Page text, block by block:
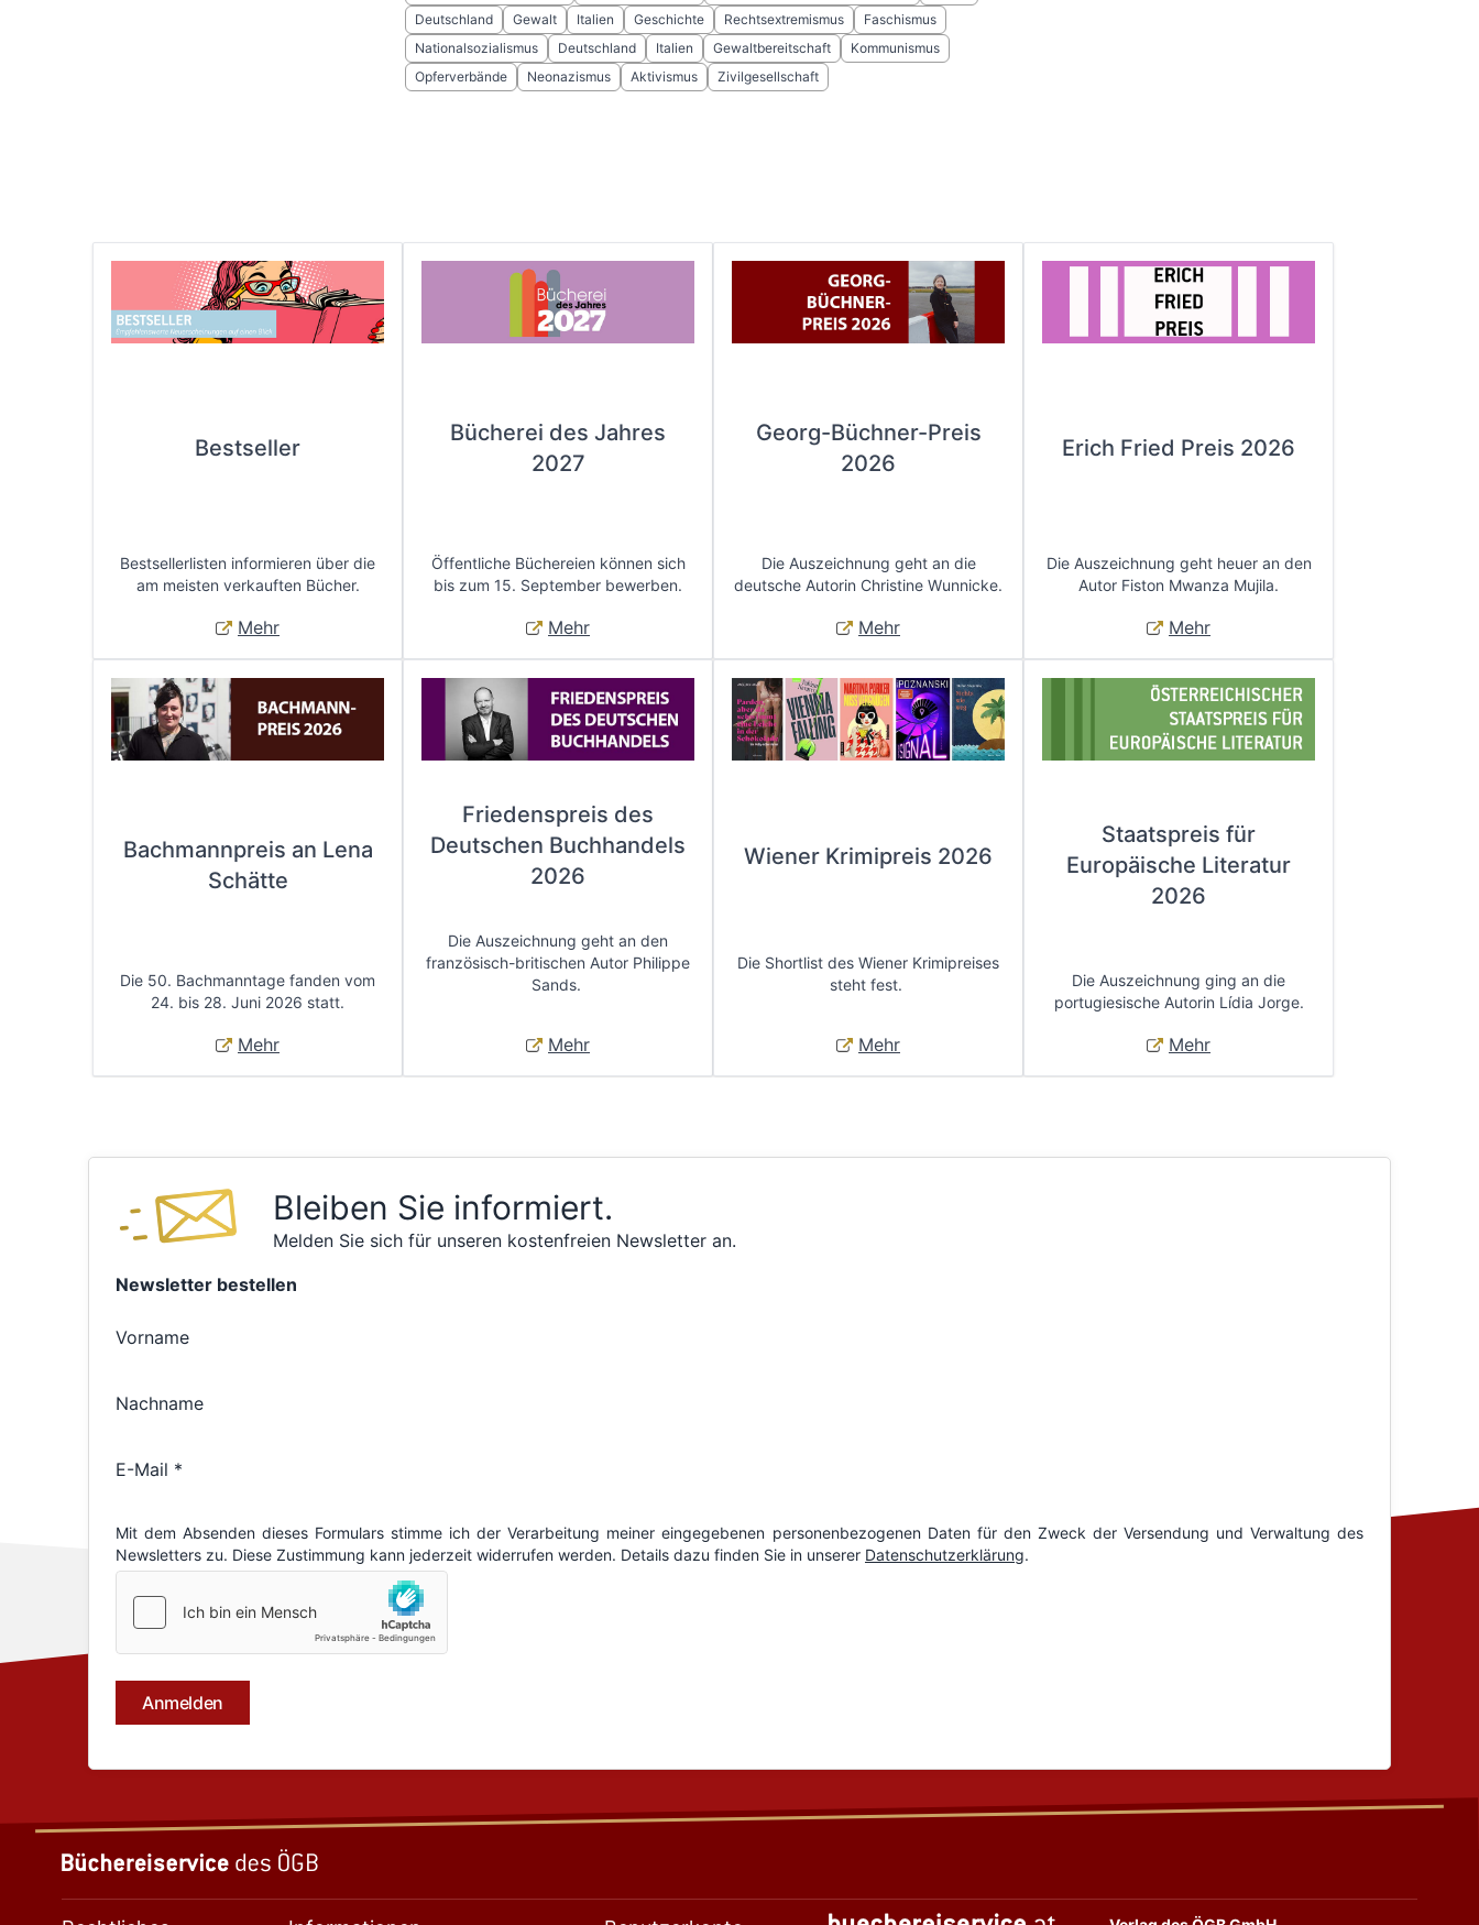
Deutschland
Gewalt Italien Geschichte Rechtsextremismus
Faschismus
Nationalsozialismus
Deutschland Italien Gewaltbereitschaft
Kommunismus
Opferverbände
Neonazismus Aktivismus Zivilgesellschaft
Bestseller
Bestsellerlisten informieren über die
am meisten verkauften Bücher.
Mehr
Bücherei des Jahres
2027
Öffentliche Büchereien können sich
bis zum 15. September bewerben.
Mehr
Georg-Büchner-Preis
2026
Die Auszeichnung geht an die
deutsche Autorin Christine Wunnicke.
Mehr
Erich Fried Preis 2026
Die Auszeichnung geht heuer an den
Autor Fiston Mwanza Mujila.
Mehr
Bachmannpreis an Lena
Schätte
Die 50. Bachmanntage fanden vom
24. bis 28. Juni 2026 statt.
Mehr
Friedenspreis des
Deutschen Buchhandels
2026
Die Auszeichnung geht an den
französisch-britischen Autor Philippe
Sands.
Mehr
Wiener Krimipreis 2026
Die Shortlist des Wiener Krimipreises
steht fest.
Mehr
Staatspreis für
Europäische Literatur
2026
Die Auszeichnung ging an die
portugiesische Autorin Lídia Jorge.
Mehr
Bleiben Sie informiert.
Melden Sie sich für unseren kostenfreien Newsletter an.